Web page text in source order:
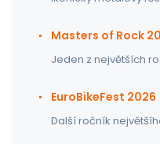
Masters of Rock
Jeden z největších
EuroBikeFest 2026
Další ročník